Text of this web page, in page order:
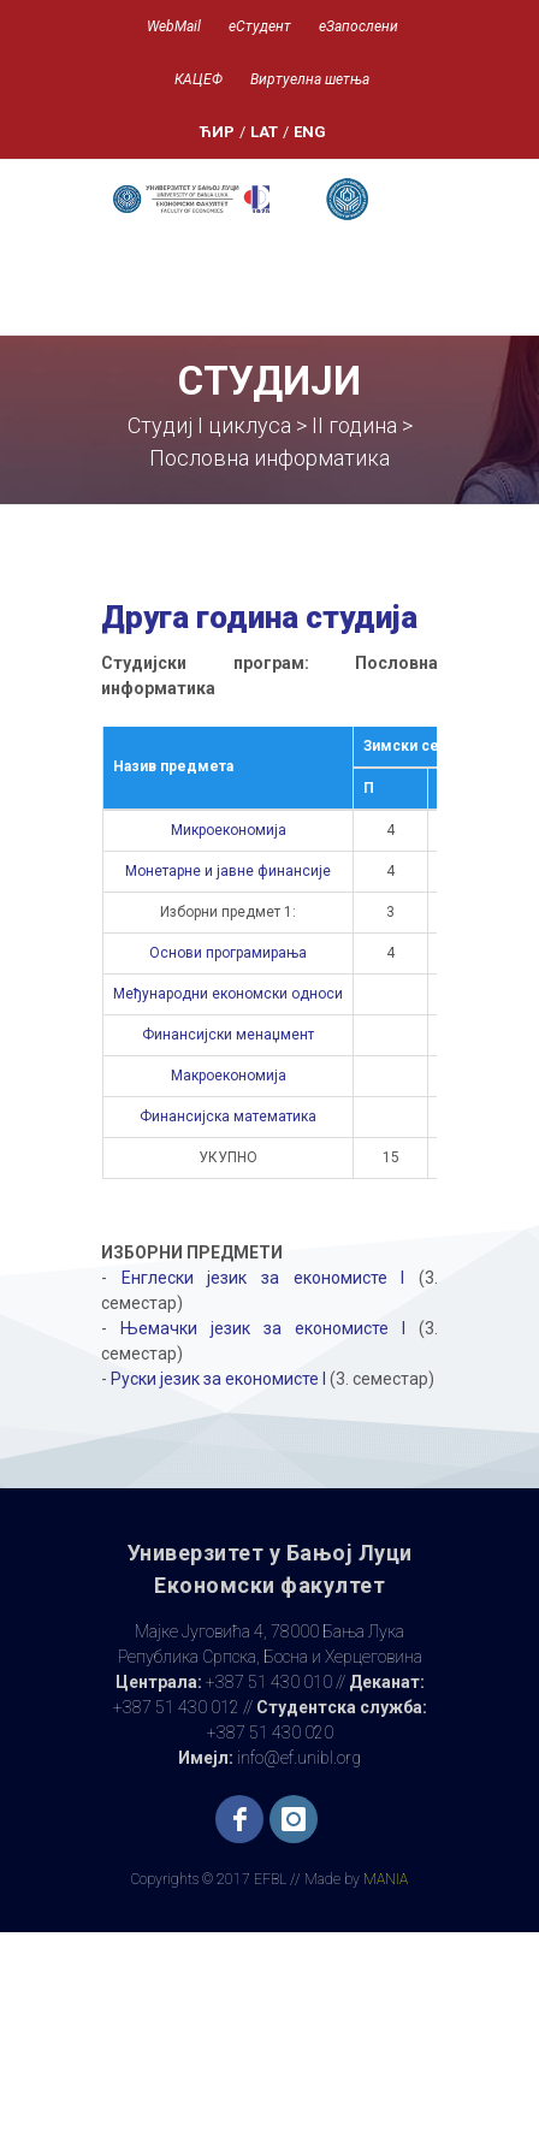
WebMail еСтудент еЗапослени
КАЦЕФ Виртуелна шетња
ЋИР / LAT / ENG
СТУДИЈИ
Студиј I циклуса > II година >
Пословна информатика
Друга година студија
Студијски програм: Пословна
информатика
Назив предмета
Зимски семестар
П
Микроекономија 4
Монетарне и јавне финансије 4
Изборни предмет 1: 3
Основи програмирања 4
Међународни економски односи
Финансијски менаџмент
Макроекономија
Финансијска математика
УКУПНО 15
ИЗБОРНИ ПРЕДМЕТИ
-
Енглески језик за економисте I
(3.
семестар)
-
Њемачки језик за економисте I
(3.
семестар)
- Руски језик за економисте I (3. семестар)
Универзитет у Бањoj Луци
Економски факултет
Мајке Југовића 4, 78000 Бања Лука
Република Српска, Босна и Херцеговина
Централа: +387 51 430 010 // Деканат:
+387 51 430 012 // Студентска служба:
+387 51 430 020
Имејл: info@ef.unibl.org
Copyrights © 2017 EFBL // Made by MANIA